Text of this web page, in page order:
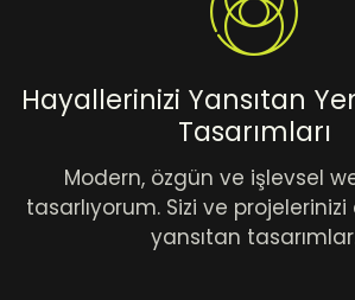
Hayallerinizi Yansıtan
Tasarımları
Modern, özgün ve işlevsel
tasarlıyorum. Sizi ve
yansıtan